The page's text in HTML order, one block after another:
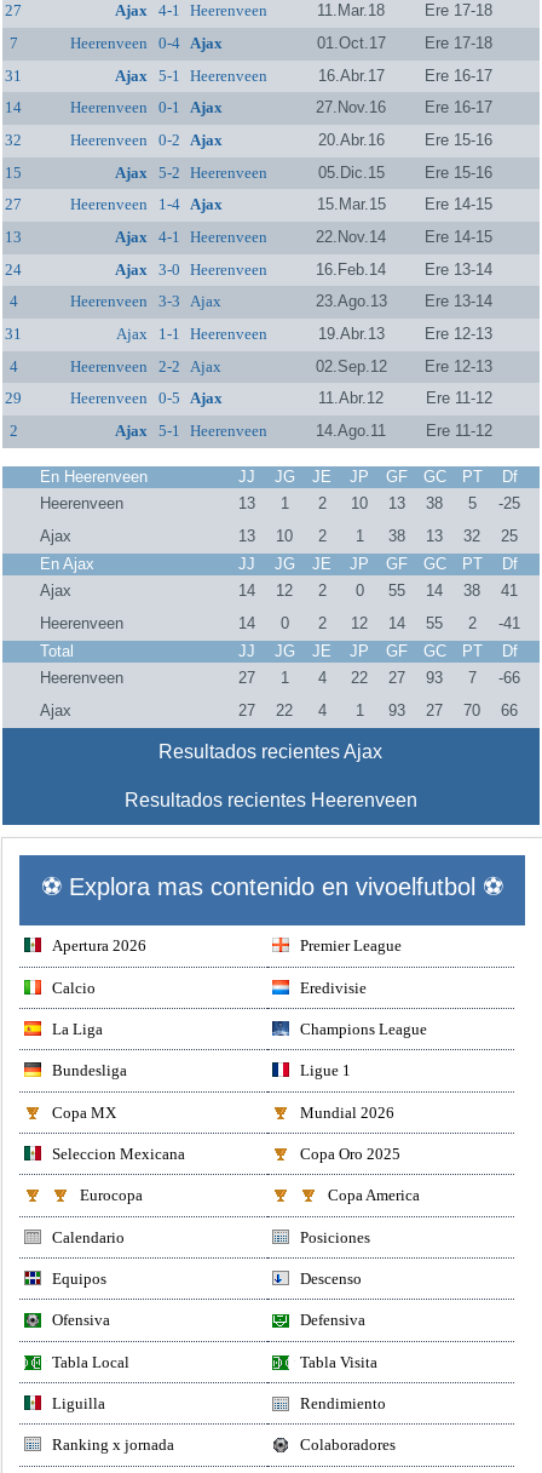
27
Ajax 4-1 Heerenveen 11.Mar.18
Ere 17-18
7
Heerenveen 0-4 Ajax 01.Oct.17
Ere 17-18
31
Ajax 5-1 Heerenveen 16.Abr.17
Ere 16-17
14
Heerenveen 0-1 Ajax 27.Nov.16
Ere 16-17
32
Heerenveen 0-2 Ajax 20.Abr.16
Ere 15-16
15
Ajax 5-2 Heerenveen 05.Dic.15
Ere 15-16
27
Heerenveen 1-4 Ajax 15.Mar.15
Ere 14-15
13
Ajax 4-1 Heerenveen 22.Nov.14
Ere 14-15
24
Ajax 3-0 Heerenveen 16.Feb.14
Ere 13-14
4
Heerenveen 3-3 Ajax 23.Ago.13
Ere 13-14
31
Ajax 1-1 Heerenveen 19.Abr.13
Ere 12-13
4
Heerenveen 2-2 Ajax 02.Sep.12
Ere 12-13
29
Heerenveen 0-5 Ajax 11.Abr.12
Ere 11-12
2
Ajax 5-1 Heerenveen 14.Ago.11 Ere 11-12
En Heerenveen JJ JG JE JP GF GC PT
Df
Heerenveen
13 1 2 10 13 38 5
-25
Ajax
13 10 2 1 38 13 32
25
En Ajax
JJ JG JE JP GF GC PT
Df
Ajax
14 12 2 0 55 14 38
41
Heerenveen
14 0 2 12 14 55 2
-41
Total
JJ JG JE JP GF GC PT
Df
Heerenveen
27 1 4 22 27 93 7
-66
Ajax
27 22 4 1 93 27 70 66
Resultados recientes Ajax
Resultados recientes Heerenveen
⚽ Explora mas contenido en vivoelfutbol ⚽
Apertura 2026 Premier League
Calcio Eredivisie
La Liga Champions League
Bundesliga Ligue 1
Copa MX Mundial 2026
Seleccion Mexicana Copa Oro 2025
Eurocopa Copa America
Calendario Posiciones
Equipos Descenso
Ofensiva Defensiva
Tabla Local Tabla Visita
Liguilla Rendimiento
Ranking x jornada Colaboradores